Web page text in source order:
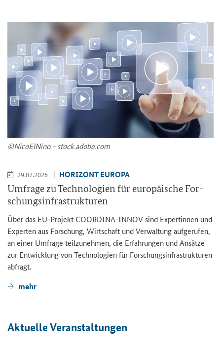
©Ni­co­ElNi­no - stock.adobe.com
29.07.2026 HO­RI­ZONT EU­RO­PA
Um­fra­ge zu Tech­no­lo­gien für eu­ro­päi­sche For­
schungs­in­fra­struk­tu­ren
Über das EU-​Projekt COORDINA-​INNOV sind Ex­per­tin­nen und
Ex­per­ten aus For­schung, Wirt­schaft und Ver­wal­tung auf­ge­ru­fen,
an einer Um­fra­ge teil­zu­neh­men, die Er­fah­run­gen und An­sät­ze
zur Ent­wick­lung von Tech­no­lo­gien für For­schungs­in­fra­struk­tu­ren
ab­fragt.
mehr
Ak­tu­el­le Ver­an­stal­tun­gen